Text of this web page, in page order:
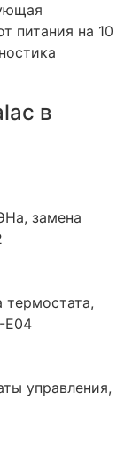
питания на 10
в
замена
E04
управления,